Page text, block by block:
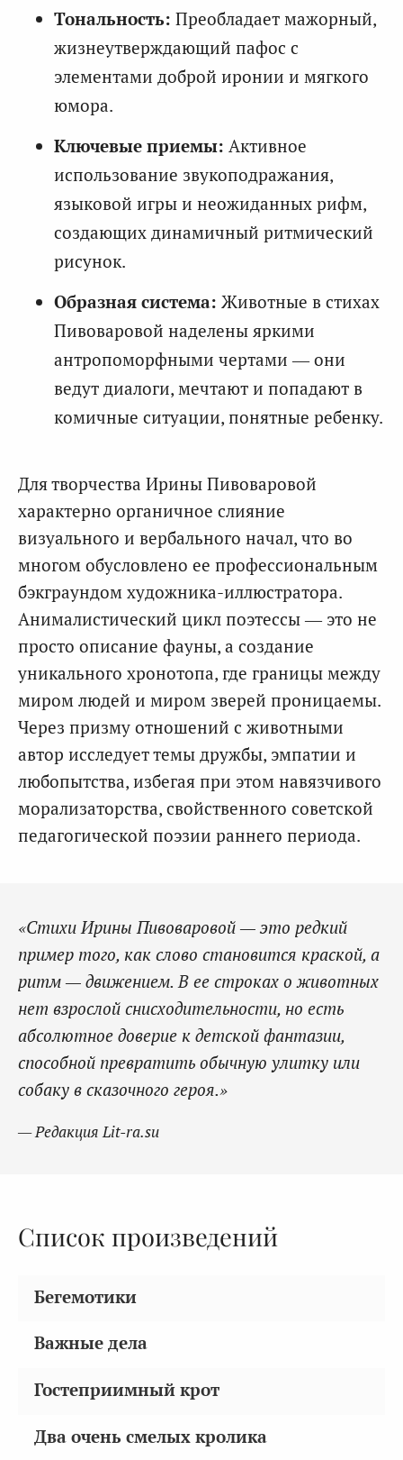
Тональность: Преобладает мажорный,
жизнеутверждающий пафос с
элементами доброй иронии и мягкого
юмора.
Ключевые приемы: Активное
использование звукоподражания,
языковой игры и неожиданных рифм,
создающих динамичный ритмический
рисунок.
Образная система: Животные в стихах
Пивоваровой наделены яркими
антропоморфными чертами — они
ведут диалоги, мечтают и попадают в
комичные ситуации, понятные ребенку.
Для творчества Ирины Пивоваровой
характерно органичное слияние
визуального и вербального начал, что во
многом обусловлено ее профессиональным
бэкграундом художника-иллюстратора.
Анималистический цикл поэтессы — это не
просто описание фауны, а создание
уникального хронотопа, где границы между
миром людей и миром зверей проницаемы.
Через призму отношений с животными
автор исследует темы дружбы, эмпатии и
любопытства, избегая при этом навязчивого
морализаторства, свойственного советской
педагогической поэзии раннего периода.
«Стихи Ирины Пивоваровой — это редкий
пример того, как слово становится краской, а
ритм — движением. В ее строках о животных
нет взрослой снисходительности, но есть
абсолютное доверие к детской фантазии,
способной превратить обычную улитку или
собаку в сказочного героя.»
— Редакция Lit-ra.su
Список произведений
Бегемотики
Важные дела
Гостеприимный крот
Два очень смелых кролика